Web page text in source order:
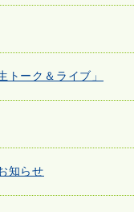
ーク＆ライブ」
知らせ